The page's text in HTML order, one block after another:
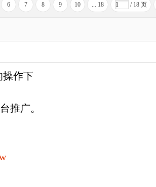
6 7 8 9 10 ... 18 / 18 页
操作下
推广。